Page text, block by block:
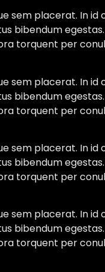
sem placerat. In id
bibendum
torquent per
sem placerat. In id
bibendum
torquent per
sem placerat. In id
bibendum
torquent per
sem placerat. In id
bibendum
torquent per